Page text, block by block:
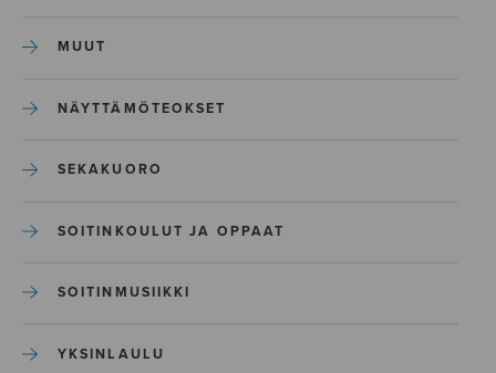
MUUT
NÄYTTÄMÖTEOKSET
SEKAKUORO
SOITINKOULUT JA OPPAAT
SOITINMUSIIKKI
YKSINLAULU